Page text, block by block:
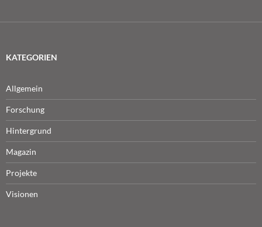
KATEGORIEN
Allgemein
Forschung
Hintergrund
Magazin
Projekte
Visionen